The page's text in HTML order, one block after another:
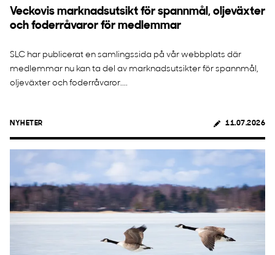
Veckovis marknadsutsikt för spannmål, oljeväxter
och foderråvaror för medlemmar
SLC har publicerat en samlingssida på vår webbplats där
medlemmar nu kan ta del av marknadsutsikter för spannmål,
oljeväxter och foderråvaror....
NYHETER 11.07.2026